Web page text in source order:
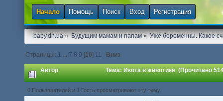
Начало Помощь Поиск Вход Регистрация
baby.dn.ua» Будущим мамам и папам» Уже беременны. Какое
Страницы: 1 ... 7 8 9 [10] 11 Вниз
Автор Тема: Икота в животике (Прочитано
0 Пользователей и 1 Гость просматривают эту тему.